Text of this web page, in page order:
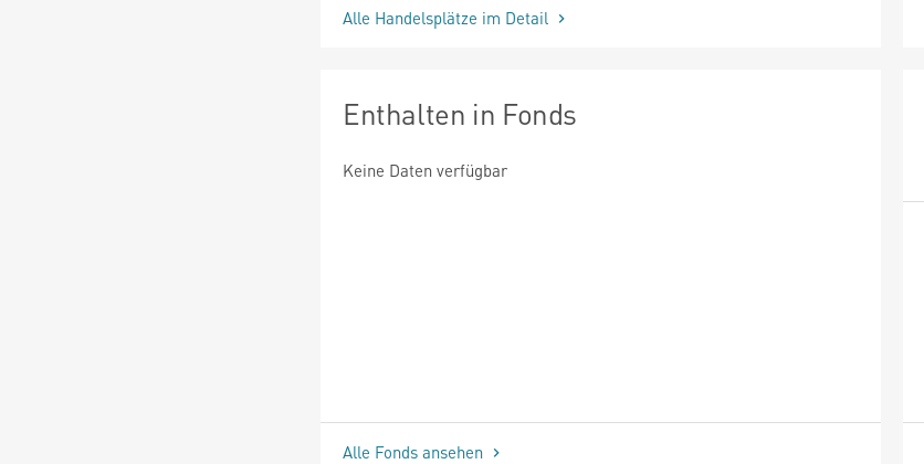
Alle Handelsplätze im Detail
Enthalten in Fonds
Keine Daten verfügbar
Alle Fonds ansehen